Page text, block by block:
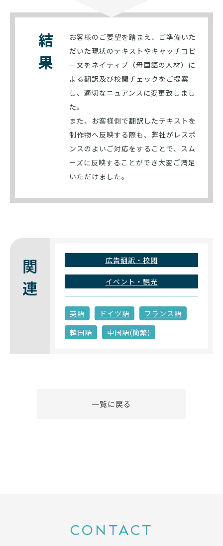
結果
お客様のご要望を踏まえ、ご準備いた
だいた現状のテキストやキャッチコピ
ー文をネイティブ（母国語の人材）に
よる翻訳及び校閲チェックをご提案
し、適切なニュアンスに変更致しまし
た。
また、お客様側で翻訳したテキストを
制作物へ反映する際も、弊社がレスポ
ンスのよいご対応をすることで、スム
ーズに反映することができ大変ご満足
いただけました。
関連 広告翻訳・校閲
イベント・観光
英語 ドイツ語
フランス語
韓国語
中国語(簡繁)
一覧に戻る
CONTACT